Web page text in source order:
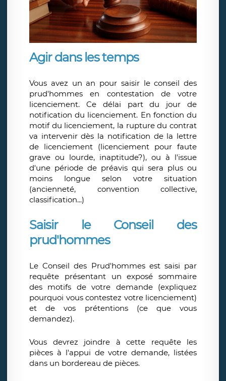
Agir dans les temps
Vous avez un an pour saisir le conseil des
prud'hommes en contestation de votre
licenciement. Ce délai part du jour de
notification du licenciement. En fonction du
motif du licenciement, la rupture du contrat
va intervenir dès la notification de la lettre
de licenciement (licenciement pour faute
grave ou lourde, inaptitude?), ou à l'issue
d'une période de préavis qui sera plus ou
moins longue selon votre situation
(ancienneté, convention collective,
classification...)
Saisir le Conseil des
prud'hommes
Le Conseil des Prud'hommes est saisi par
requête présentant un exposé sommaire
des motifs de votre demande (expliquez
pourquoi vous contestez votre licenciement)
et de vos prétentions (ce que vous
demandez).
Vous devrez joindre à cette requête les
pièces à l'appui de votre demande, listées
dans un bordereau de pièces.